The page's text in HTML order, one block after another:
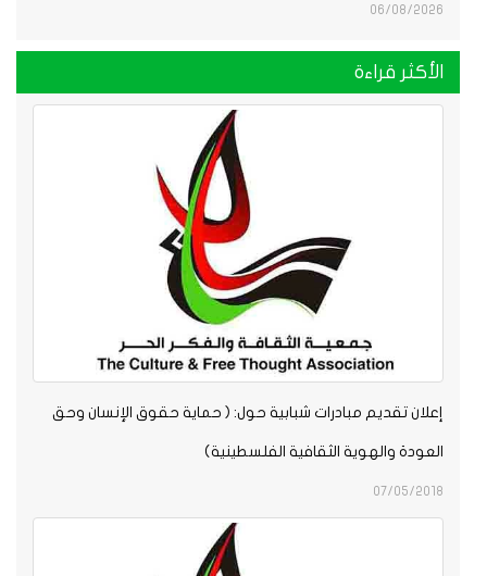
06/08/2026
الأكثر قراءة
إعلان تقديم مبادرات شبابية حول: ( حماية حقوق الإنسان وحق
العودة والهوية الثقافية الفلسطينية)
07/05/2018